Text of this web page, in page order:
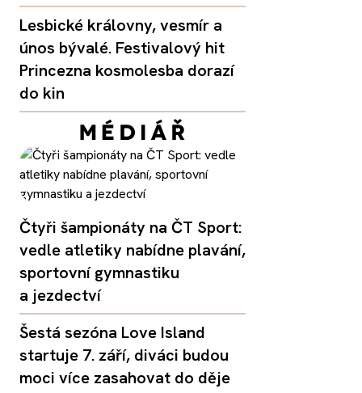
Lesbické královny, vesmír a
únos bývalé. Festivalový hit
Princezna kosmolesba dorazí
do kin
Čtyři šampionáty na ČT Sport:
vedle atletiky nabídne plavání,
sportovní gymnastiku
a jezdectví
Šestá sezóna Love Island
startuje 7. září, diváci budou
moci více zasahovat do děje